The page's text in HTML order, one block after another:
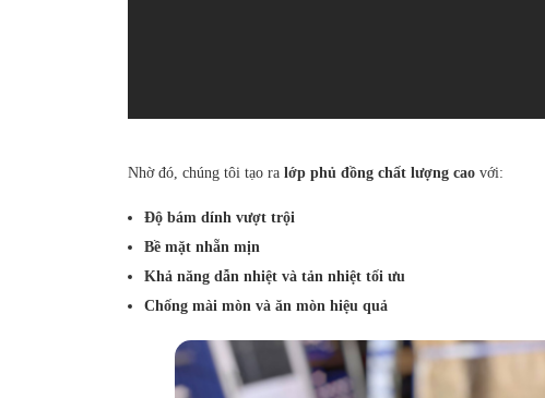
Nhờ đó, chúng tôi tạo ra lớp phủ đồng chất lượng cao với:
Độ bám dính vượt trội
Bề mặt nhẵn mịn
Khả năng dẫn nhiệt và tản nhiệt tối ưu
Chống mài mòn và ăn mòn hiệu quả